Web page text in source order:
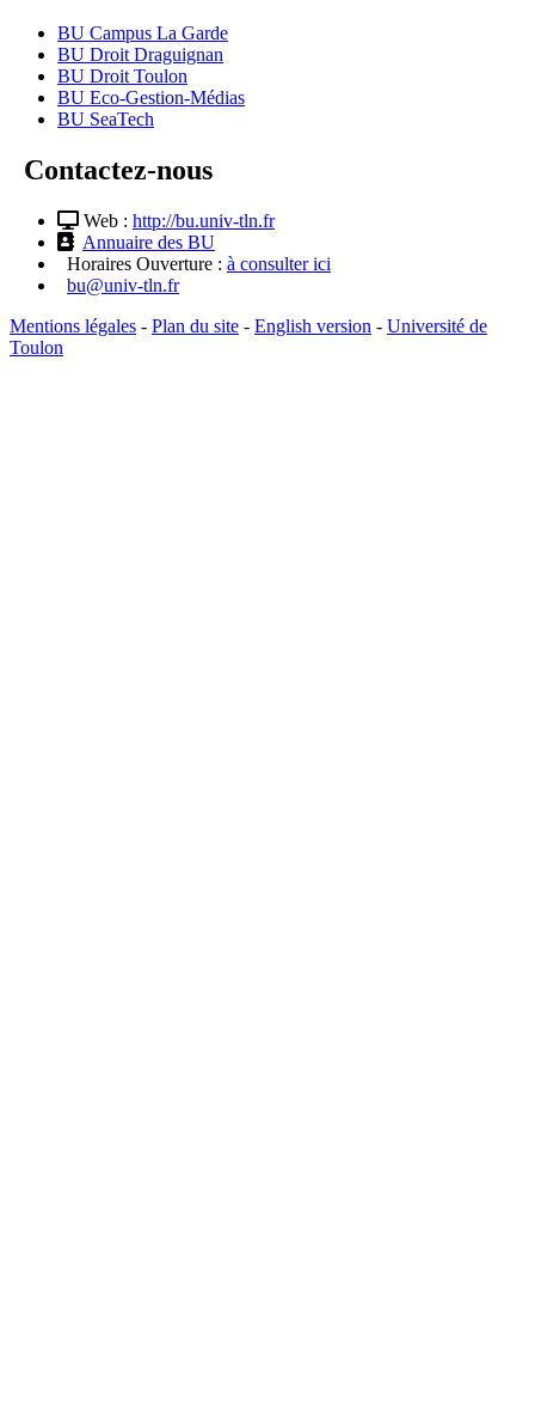
BU Campus La Garde
BU Droit Draguignan
BU Droit Toulon
BU Eco-Gestion-Médias
BU SeaTech
Contactez-nous
Web : http://bu.univ-tln.fr
Annuaire des BU
Horaires Ouverture : à consulter ici
bu@univ-tln.fr
Mentions légales - Plan du site - English version - Université de
Toulon